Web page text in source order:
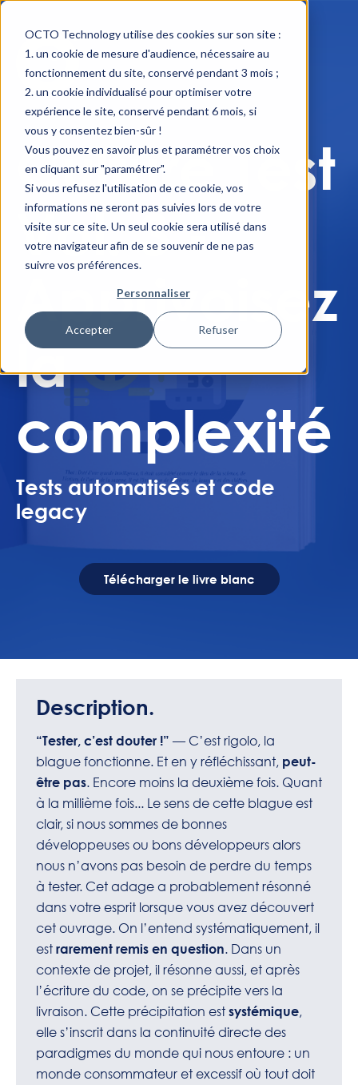
OCTO Technology utilise des cookies sur son site :
un cookie de mesure d'audience, nécessaire au
fonctionnement du site, conservé pendant 3 mois ;
un cookie individualisé pour optimiser votre
expérience le site, conservé pendant 6 mois, si
vous y consentez bien-sûr !
Vous pouvez en savoir plus et paramétrer vos choix
en cliquant sur "paramétrer".
Si vous refusez l'utilisation de ce cookie, vos
informations ne seront pas suivies lors de votre
visite sur ce site. Un seul cookie sera utilisé dans
votre navigateur afin de se souvenir de ne pas
suivre vos préférences.
Personnaliser
Accepter Refuser
Culture Test
Vol. 3 -
Apprivoisez
la
complexité
Tests automatisés et code
legacy
Télécharger le livre blanc
Description.
“Tester, c’est douter !” — C’est rigolo, la
blague fonctionne. Et en y réfléchissant, peut-
être pas. Encore moins la deuxième fois. Quant
à la millième fois... Le sens de cette blague est
clair, si nous sommes de bonnes
développeuses ou bons développeurs alors
nous n’avons pas besoin de perdre du temps
à tester. Cet adage a probablement résonné
dans votre esprit lorsque vous avez découvert
cet ouvrage. On l’entend systématiquement, il
est rarement remis en question. Dans un
contexte de projet, il résonne aussi, et après
l’écriture du code, on se précipite vers la
livraison. Cette précipitation est systémique,
elle s’inscrit dans la continuité directe des
paradigmes du monde qui nous entoure : un
monde consommateur et excessif où tout doit